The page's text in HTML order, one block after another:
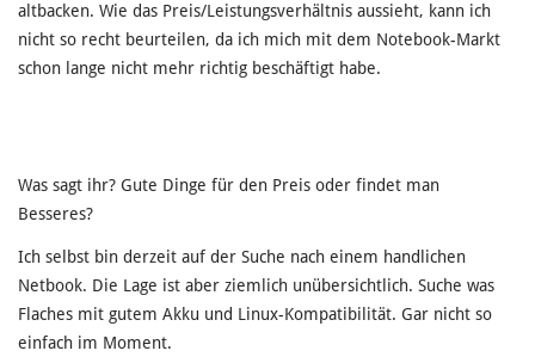
altbacken. Wie das Preis/Leistungsverhältnis aussieht, kann ich
nicht so recht beurteilen, da ich mich mit dem Notebook-Markt
schon lange nicht mehr richtig beschäftigt habe.
Was sagt ihr? Gute Dinge für den Preis oder findet man
Besseres?
Ich selbst bin derzeit auf der Suche nach einem handlichen
Netbook. Die Lage ist aber ziemlich unübersichtlich. Suche was
Flaches mit gutem Akku und Linux-Kompatibilität. Gar nicht so
einfach im Moment.